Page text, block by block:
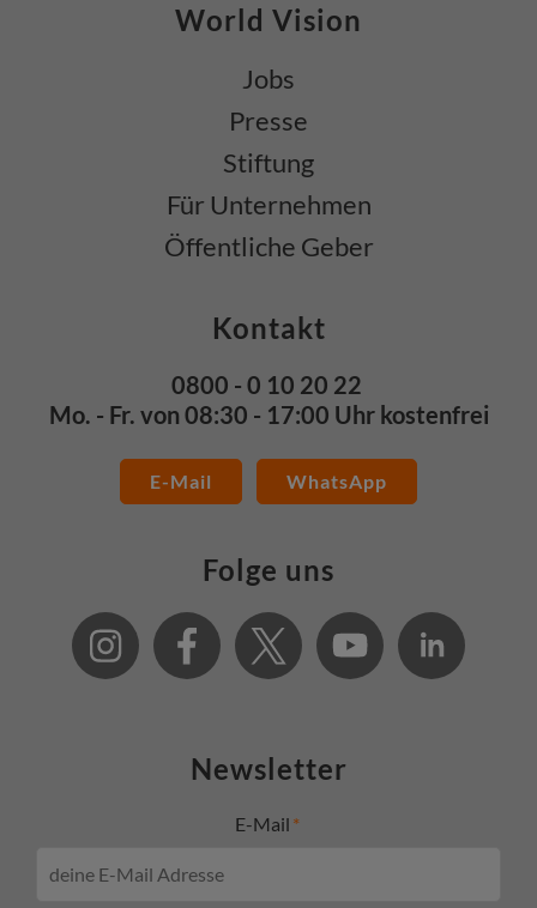
World Vision
Jobs
Presse
Stiftung
Für Unternehmen
Öffentliche Geber
Kontakt
0800 - 0 10 20 22
Mo. - Fr. von 08:30 - 17:00 Uhr kostenfrei
E-Mail WhatsApp
Folge uns
Newsletter
E-Mail